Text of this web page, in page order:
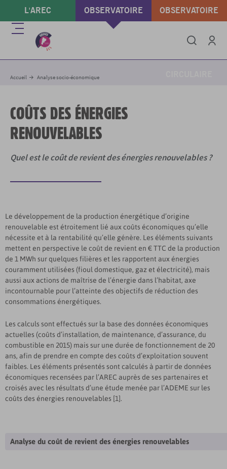
contenu
principal
L'AREC OBSERVATOIRE
ÉNERGIE & GAZ À
OBSERVATOIRE
Menu
ImprimerPartager
Accueil Analyse socio-économique
COÛTS DES ÉNERGIES
RENOUVELABLES
Quel est le coût de revient des énergies renouvelables ?
Le développement de la production énergétique d’origine
renouvelable est étroitement lié aux coûts économiques qu’elle
nécessite et à la rentabilité qu’elle génère. Les éléments suivants
mettent en perspective le coût de revient en € TTC de la production
de 1 MWh sur quelques filières et les rapportent aux énergies
couramment utilisées (fioul domestique, gaz et électricité), mais
aussi aux actions de maîtrise de l’énergie dans l’habitat, axe
incontournable pour l’atteinte des objectifs de réduction des
consommations énergétiques.
Les calculs sont effectués sur la base des données économiques
actuelles (coûts d’installation, de maintenance, d’assurance, du
combustible en 2015) mais sur une durée de fonctionnement de 20
ans, afin de prendre en compte des coûts d’exploitation souvent
faibles. Les éléments présentés sont calculés à partir de données
économiques recensées par l’AREC auprès de ses partenaires et
croisés avec les résultats d’une étude menée par l’ADEME sur les
coûts des énergies renouvelables [1].
Analyse du coût de revient des énergies renouvelables